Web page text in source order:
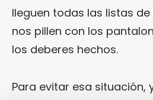
lleguen todas las listas de
nos pillen con los
los deberes hechos.
Para evitar esa situación,